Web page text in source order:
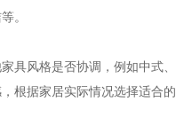
。
具风格是否协调，例如中
据家居实际情况选择适合